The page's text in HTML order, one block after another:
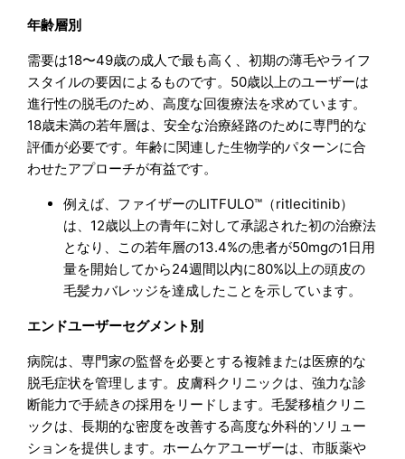
年齢層別
需要は18〜49歳の成人で最も高く、初期の薄毛やライフ
スタイルの要因によるものです。50歳以上のユーザーは
進行性の脱毛のため、高度な回復療法を求めています。
18歳未満の若年層は、安全な治療経路のために専門的な
評価が必要です。年齢に関連した生物学的パターンに合
わせたアプローチが有益です。
例えば、ファイザーのLITFULO™（ritlecitinib）
は、12歳以上の青年に対して承認された初の治療法
となり、この若年層の13.4%の患者が50mgの1日用
量を開始してから24週間以内に80%以上の頭皮の
毛髪カバレッジを達成したことを示しています。
エンドユーザーセグメント別
病院は、専門家の監督を必要とする複雑または医療的な
脱毛症状を管理します。皮膚科クリニックは、強力な診
断能力で手続きの採用をリードします。毛髪移植クリニ
ックは、長期的な密度を改善する高度な外科的ソリュー
ションを提供します。ホームケアユーザーは、市販薬や